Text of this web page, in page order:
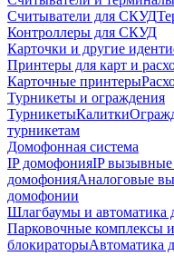
Считыватели для СКУД
Контроллеры для СКУД
Карточки и другие
Принтеры для карт и
Карточные принтеры
Турникеты и ограждения
ТурникетыКалитки
турникетам
Домофонная система
IP домофонияIP вызывные
домофонияАналоговые
домофонии
Шлагбаумы и автоматика
Парковочные комплексы
блокираторыАвтоматика